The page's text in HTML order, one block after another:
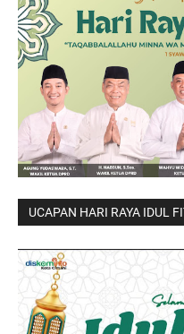
UCAPAN HARI RAYA IDUL